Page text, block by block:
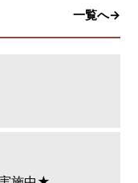
一覧へ→